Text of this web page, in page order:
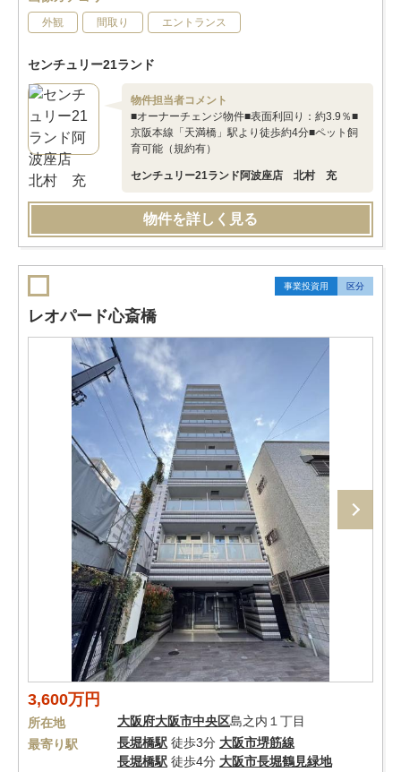
外観 間取り エントランス
センチュリー21ランド
物件担当者コメント
■オーナーチェンジ物件■表面利回り：約3.9％■
京阪本線「天満橋」駅より徒歩約4分■ペット飼
育可能（規約有）
センチュリー21ランド阿波座店 北村 充
物件を詳しく見る
事業投資用 区分
レオパード心斎橋
3,600万円
所在地 大阪府大阪市中央区島之内１丁目
最寄り駅
長堀橋駅 徒歩3分 大阪市堺筋線
長堀橋駅 徒歩4分 大阪市長堀鶴見緑地